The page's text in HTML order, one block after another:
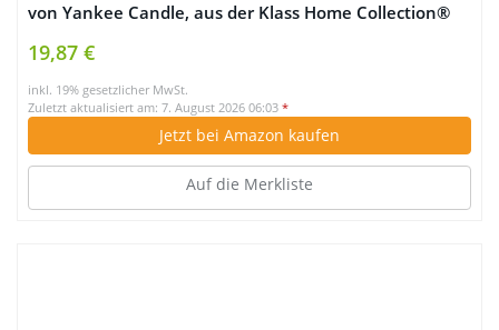
von Yankee Candle, aus der Klass Home Collection®
19,87 €
inkl. 19% gesetzlicher MwSt.
Zuletzt aktualisiert am: 7. August 2026 06:03 *
Jetzt bei Amazon kaufen
Auf die Merkliste